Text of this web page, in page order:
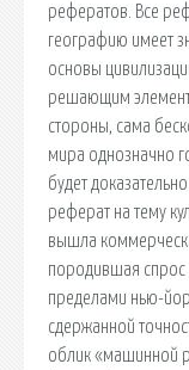
рефератов. Все
географию имеет
основы
решающим
стороны, сама
мира однозначно
будет
реферат на тему
вышла
породившая
пределами нью-
сдержанной
облик «машинной